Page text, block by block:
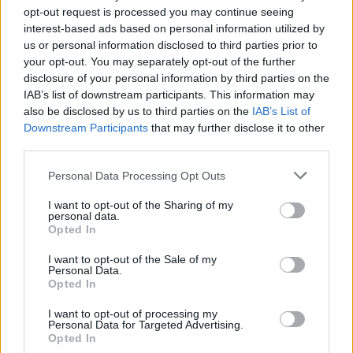
opt-out request is processed you may continue seeing
interest-based ads based on personal information utilized by
us or personal information disclosed to third parties prior to
your opt-out. You may separately opt-out of the further
disclosure of your personal information by third parties on the
IAB’s list of downstream participants. This information may
also be disclosed by us to third parties on the IAB’s List of
Downstream Participants that may further disclose it to other
Personal Data Processing Opt Outs
I want to opt-out of the Sharing of my
personal data.
Opted In
I want to opt-out of the Sale of my
Personal Data.
Opted In
I want to opt-out of processing my
Personal Data for Targeted Advertising.
Opted In
ερμηνευτές θα τολμούσε να δώσει μια συνέντευξη
σαν αυτήν που έδωσε η Αλίκη στην Μαλβίνα;Ο
συντηρητισμός τους, οχυρωμένος πίσω από
βολικά αντισυστημικές απόψεις (κατά βάθος,
βαθύτατα συστημικές, βαθύτατα ανήκουσες στο
δικό τους σύστημα, δίκτυο και κύκλο ανθρώπων),
τους εμποδίζει να τιναχτούν ψηλά, πάνω από την
τέχνη τους, πάνω από τον χρόνο.
Φορούν second hand ρούχα και παρακαλούν την
δημοσιογράφο να μην πει στους αναγνώστες της
ότι έχουν το τελευταίο μοντέλο του iPhone.Δεν
κερνούν ούτε τον καφέ της δημοσιογράφου. Αυτά